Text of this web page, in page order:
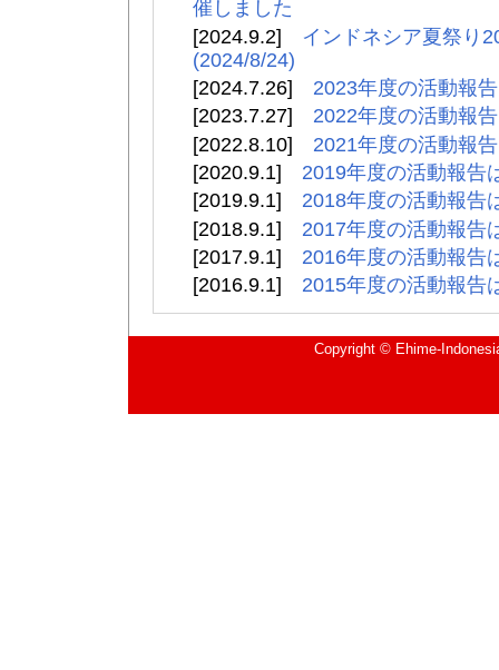
催しました
[2024.9.2] インドネシア夏祭り
(2024/8/24)
[2024.7.26] 2023年度の活動報
[2023.7.27] 2022年度の活動報
[2022.8.10] 2021年度の活動報
[2020.9.1] 2019年度の活動報告
[2019.9.1] 2018年度の活動報告
[2018.9.1] 2017年度の活動報告
[2017.9.1] 2016年度の活動報告
[2016.9.1] 2015年度の活動報告
Copyright © Ehime-